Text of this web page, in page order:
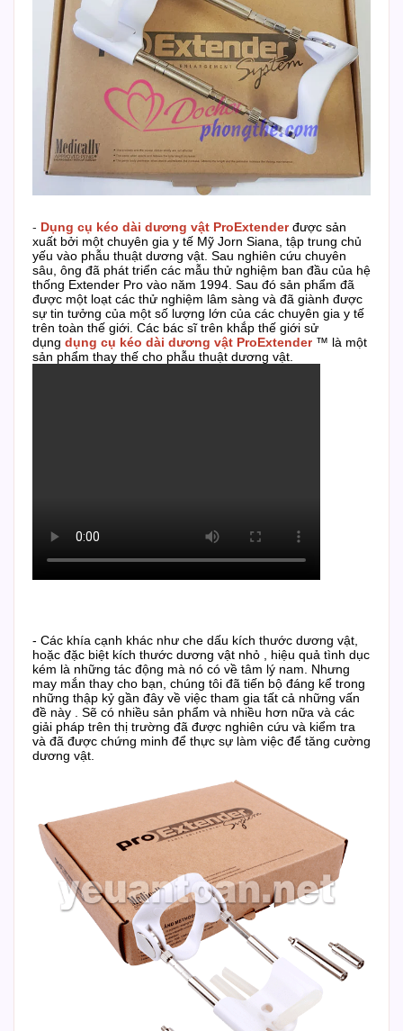
- Dụng cụ kéo dài dương vật ProExtender được sản
xuất bởi một chuyên gia y tế Mỹ Jorn Siana, tập trung chủ
yếu vào phẫu thuật dương vật. Sau nghiên cứu chuyên
sâu, ông đã phát triển các mẫu thử nghiệm ban đầu của hệ
thống Extender Pro vào năm 1994. Sau đó sản phẩm đã
được một loạt các thử nghiệm lâm sàng và đã giành được
sự tin tưởng của một số lượng lớn của các chuyên gia y tế
trên toàn thế giới. Các bác sĩ trên khắp thế giới sử
dụng dụng cụ kéo dài dương vật ProExtender ™ là một
sản phẩm thay thế cho phẫu thuật dương vật.
- Các khía cạnh khác như che dấu kích thước dương vật,
hoặc đặc biệt kích thước dương vật nhỏ , hiệu quả tình dục
kém là những tác động mà nó có về tâm lý nam. Nhưng
may mắn thay cho bạn, chúng tôi đã tiến bộ đáng kể trong
những thập kỷ gần đây về việc tham gia tất cả những vấn
đề này . Sẽ có nhiều sản phẩm và nhiều hơn nữa và các
giải pháp trên thị trường đã được nghiên cứu và kiểm tra
và đã được chứng minh để thực sự làm việc để tăng cường
dương vật.